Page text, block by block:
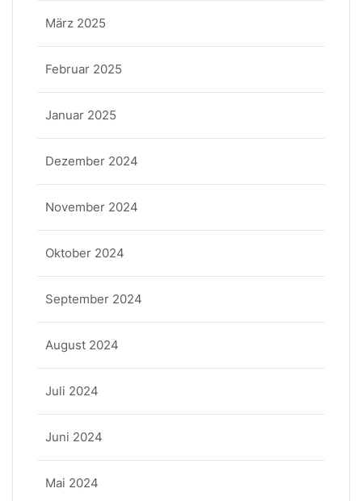
März 2025
Februar 2025
Januar 2025
Dezember 2024
November 2024
Oktober 2024
September 2024
August 2024
Juli 2024
Juni 2024
Mai 2024